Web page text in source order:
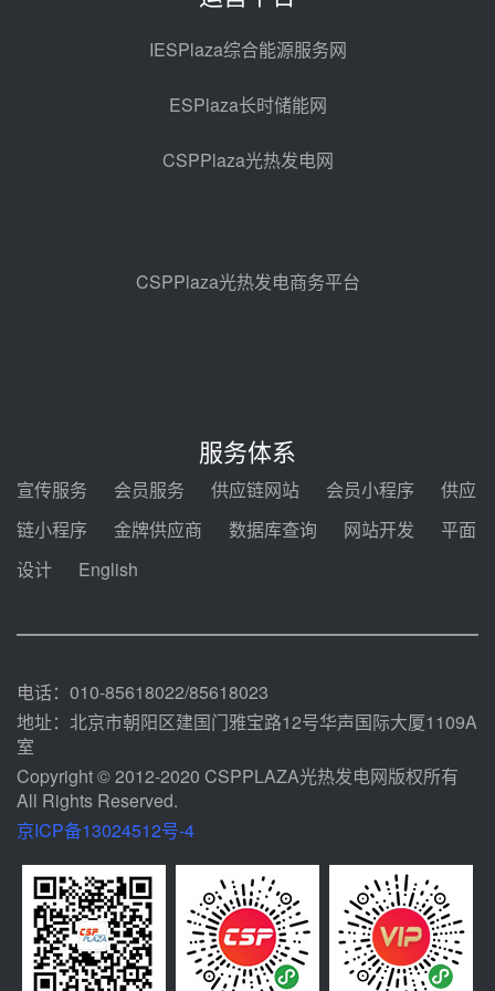
热发电工程EPC总承包项目熔盐截
昊森机电中标新疆华电天山北麓基
地100MW光热发电工程EPC总承
包项目熔盐介质超声波流量计采购
前天 08-05 17:09
前天 08-05 14:48
2026-2029年熔盐介质框架协议
中能建华中试研院中标重能新疆
100MW光热项目机组调试及性能
规模化助力构建绿色低碳电力供给
IESPlaza综合能源服务网
ESPlaza长时储能网
CSPPlaza光热发电网
CSPPlaza光热发电商务平台
服务体系
宣传服务 会员服务 供应链网站 会员小程序
供应
链小程序
金牌供应商 数据库查询 网站开发
平面
设计
English
电话：010-85618022/85618023
地址：北京市朝阳区建国门雅宝路12号华声国际大厦1109A
室
Copyright © 2012-2020 CSPPLAZA光热发电网版权所有
All Rights Reserved.
京ICP备13024512号-4